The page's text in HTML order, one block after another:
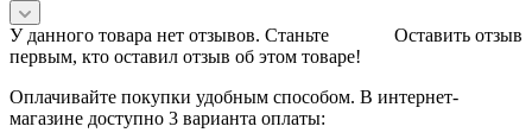
Оставить отзыв
У данного товара нет отзывов. Станьте
первым, кто оставил отзыв об этом товаре!
Оплачивайте покупки удобным способом. В интернет-
магазине доступно 3 варианта оплаты: